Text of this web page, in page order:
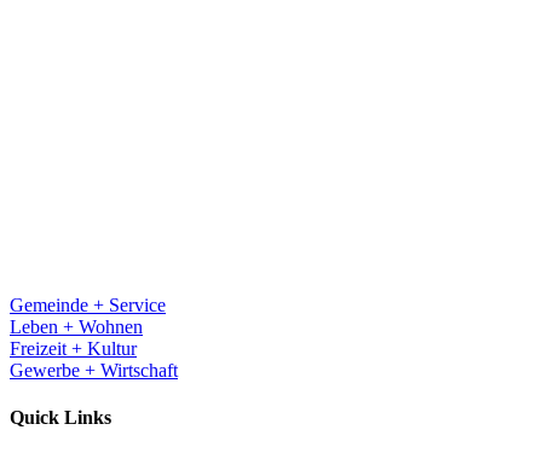
Gemeinde + Service
Leben + Wohnen
Freizeit + Kultur
Gewerbe + Wirtschaft
Quick Links